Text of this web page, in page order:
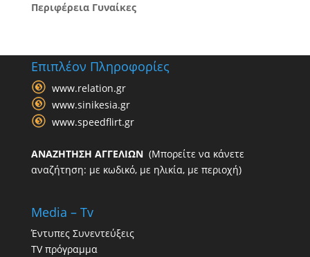
Περιφέρεια Γυναίκες
Επιπλέον Πληροφορίες
www.relation.gr
www.sinikesia.gr
www.speedflirt.gr
ΑΝΑΖΗΤΗΣΗ ΑΓΓΕΛΙΩΝ(Μπορείτε να κάνετε
αναζήτηση: με κωδικό, με ηλικία, με περιοχή)
Media – Tv
Έντυπες Συνεντεύξεις
TV πρόγραμμα